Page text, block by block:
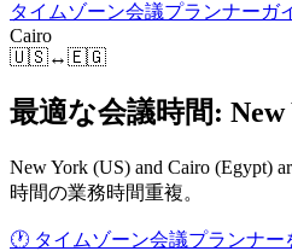
タイムゾーン会議プランナーガ
Cairo
🇺🇸↔🇪🇬
最適な会議時間:
New York (US) and Cairo (Egypt)
時間の業務時間重複。
🕐 タイムゾーン会議プランナー